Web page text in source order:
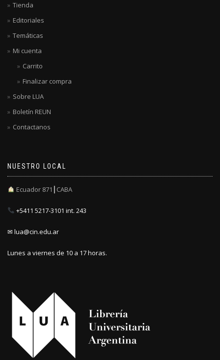
Tienda
Editoriales
Temáticas
Mi cuenta
Carrito
Finalizar compra
Sobre LUA
Boletín REUN
Contactanos
NUESTRO LOCAL
Ecuador 871┃CABA
+5411 5217-3101 int. 243
✉ lua@cin.edu.ar
Lunes a viernes de 10 a 17 horas.